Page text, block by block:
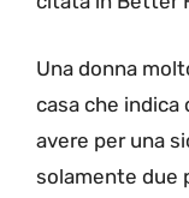
Una donna
casa che
avere per una
solamente due